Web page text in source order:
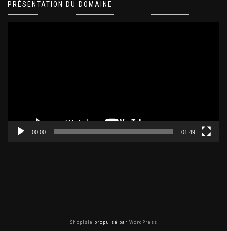
PRÉSENTATION DU DOMAINE
00:00 01:49
ShopIsle propulsé par WordPress